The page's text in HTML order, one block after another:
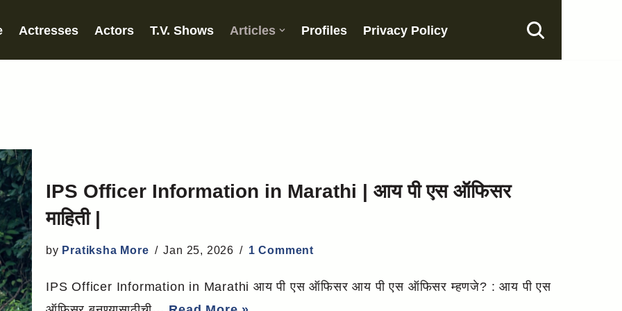
Actresses Actors T.V. Shows Articles Profiles Privacy Policy
IPS Officer Information in Marathi | आय पी एस ऑफिसर
माहिती |
by Pratiksha More Jan 25, 2026 1 Comment
IPS Officer Information in Marathi आय पी एस ऑफिसर आय पी एस ऑफिसर म्हणजे? : आय पी एस